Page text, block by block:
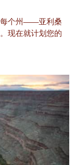
每个州——亚利桑
现在就计划您的